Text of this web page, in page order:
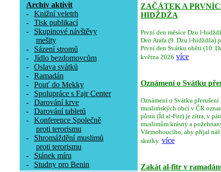
Archív aktivit
-
Knižní veletrh
-
Tisk publikací
-
Skupinové návštěvy
mešity
-
Sázení stromů
-
Jídlo bezdomovcům
-
Oslava svátků
-
Ramadán
-
Pouť do Mekky
-
Spolupráce s Fajr Center
-
Darování krve
-
Darování tabletů
-
Konference Společně
proti terorismu
-
Shromáždění muslimů
proti terorismu
-
Stánek míru
-
Studny pro Benin
ZAČÁTEK A
HIDŽDŽA
První den měsíce Dzu l-
Den Arafa (9. Dzu l-hidždža)
První den Svátku oběti (10.
května 2026 více
Oznámení o Svátku
Oznámení o Svátku
muslimských obcí v ČR
půstu (Íd al-Fitr) je zítra, v
muslimům krásný a
Všemohoucího, aby přijal
skutky. více
Zakát al-fitr v